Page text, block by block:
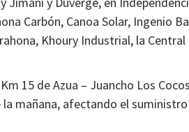
Carbón, Canoa Solar, Ingenio
Khoury Industrial, la
15 de Azua – Juancho Los
la mañana, afectando el